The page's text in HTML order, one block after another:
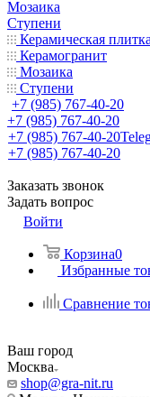
Мозаика
Ступени
Керамическая плитка
Керамогранит
Мозаика
Ступени
+7 (985) 767-40-20
+7 (985) 767-40-20
+7 (985) 767-40-20
+7 (985) 767-40-20
Заказать звонок
Задать вопрос
Войти
Корзина0
Избранные
Сравнение
Ваш город
Москва
shop@gra-nit.ru